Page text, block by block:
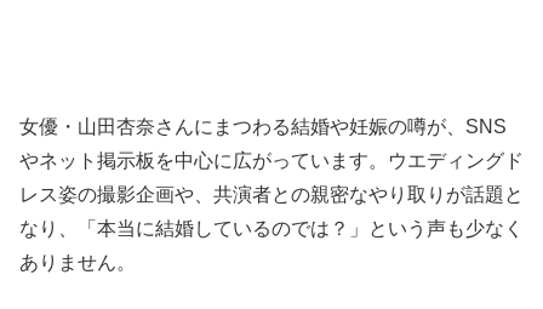
女優・山田杏奈さんにまつわる結婚や妊娠の噂が、SNS
やネット掲示板を中心に広がっています。ウエディングド
レス姿の撮影企画や、共演者との親密なやり取りが話題と
なり、「本当に結婚しているのでは？」という声も少なく
ありません。